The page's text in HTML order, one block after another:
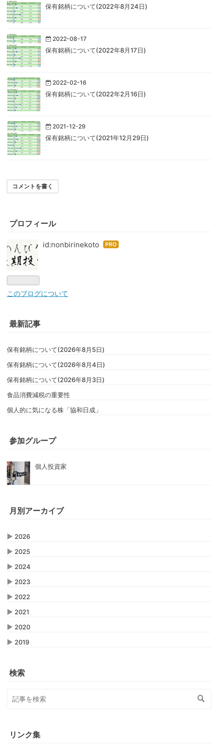
保有銘柄について(2022年8月24日)
2022-08-17
保有銘柄について(2022年8月17日)
2022-02-16
保有銘柄について(2022年2月16日)
2021-12-29
保有銘柄について(2021年12月29日)
コメントを書く
プロフィール
id:nonbirinekoto はて
このブログについて
最新記事
保有銘柄について(2026年8月5日)
保有銘柄について(2026年8月4日)
保有銘柄について(2026年8月3日)
食品消費減税の重要性
個人的に気になる株「協和日成」
参加グループ
個人投資家
月別アーカイブ
▶ 2026
▶ 2025
▶ 2024
▶ 2023
▶ 2022
▶ 2021
▶ 2020
▶ 2019
検索
リンク集